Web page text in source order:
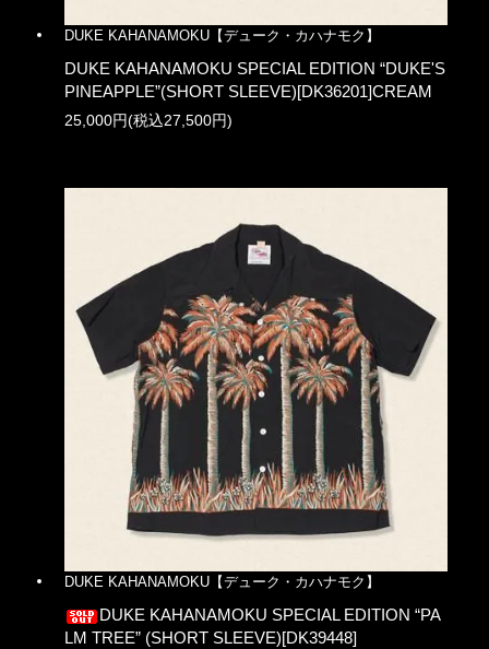
DUKE KAHANAMOKU【デューク・カハナモク】
DUKE KAHANAMOKU SPECIAL EDITION “DUKE'S
PINEAPPLE”(SHORT SLEEVE)[DK36201]CREAM
25,000円(税込27,500円)
DUKE KAHANAMOKU【デューク・カハナモク】
DUKE KAHANAMOKU SPECIAL EDITION “PA
LM TREE” (SHORT SLEEVE)[DK39448]